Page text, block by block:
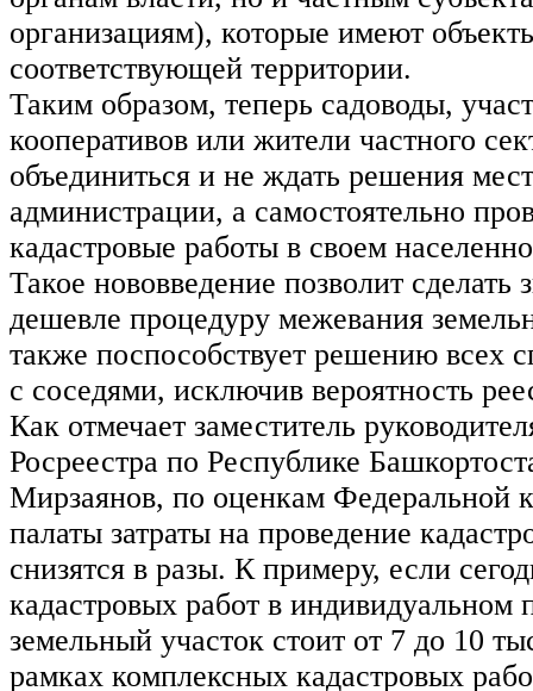
организациям), которые имеют
соответствующей территории.
Таким образом, теперь садоводы,
кооперативов или жители частного
объединиться и не ждать решения
администрации, а самостоятельно
кадастровые работы в своем
Такое нововведение позволит сделать
дешевле процедуру межевания
также поспособствует решению всех
с соседями, исключив вероятность
Как отмечает заместитель
Росреестра по Республике
Мирзаянов, по оценкам Федеральной
палаты затраты на проведение
снизятся в разы. К примеру, если
кадастровых работ в индивидуальном
земельный участок стоит от 7 до 10
рамках комплексных кадастровых